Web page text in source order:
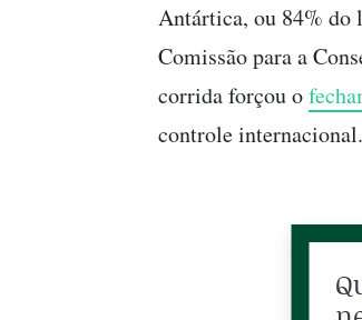
Antártica, ou 84%
Comissão para a
corrida forçou o
controle internacional.